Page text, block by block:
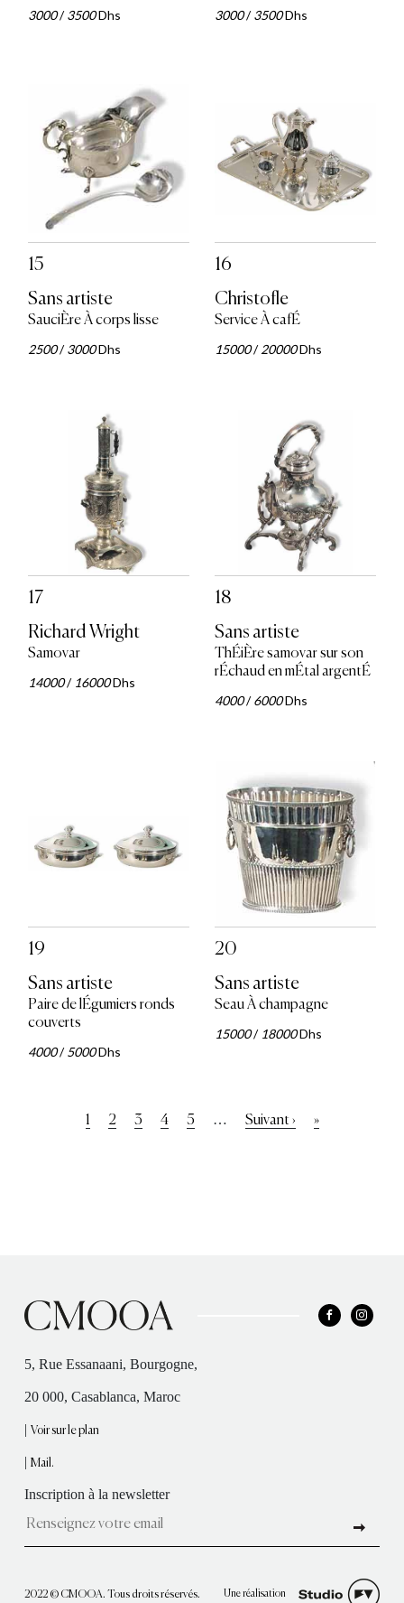
3000/3500Dhs 3000/3500Dhs
15
Sans artiste
SauciÈre À corps lisse
2500/3000Dhs
16
Christofle
Service À cafÉ
15000/20000Dhs
17
Richard Wright
Samovar
14000/ 16000Dhs
18
Sans artiste
ThÉiÈre samovar sur son
rÉchaud en mÉtal argentÉ
4000/6000Dhs
19
Sans artiste
Paire de lÉgumiers ronds
couverts
4000/5000Dhs
20
Sans artiste
Seau À champagne
15000/ 18000Dhs
Page
1 Page
2 Page
3 Page
4 Page
5 …
Page
Suivant ›
Dernière
»
5, Rue Essanaani, Bourgogne,
20 000, Casablanca, Maroc
|Voir sur le plan
|Mail.
Inscription à la newsletter
2022 © CMOOA. Tous droits réservés. Une réalisation